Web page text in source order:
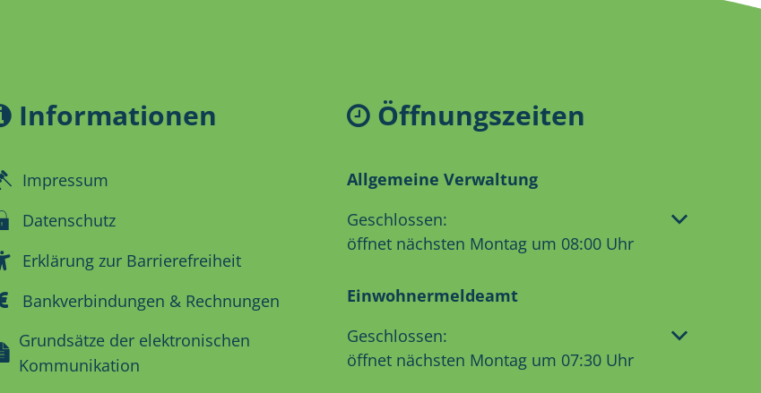
Informationen
Impressum
Datenschutz
Erklärung zur Barrierefreiheit
Bankverbindungen & Rechnungen
Grundsätze der elektronischen
Kommunikation
Öffnungszeiten
Allgemeine Verwaltung
Klicken, um weitere Öffnungs- oder Schließzeiten
Geschlossen:
öffnet nächsten Montag um 08:00 Uhr
Einwohnermeldeamt
Klicken, um weitere Öffnungs- oder Schließzeiten
Geschlossen:
öffnet nächsten Montag um 07:30 Uhr